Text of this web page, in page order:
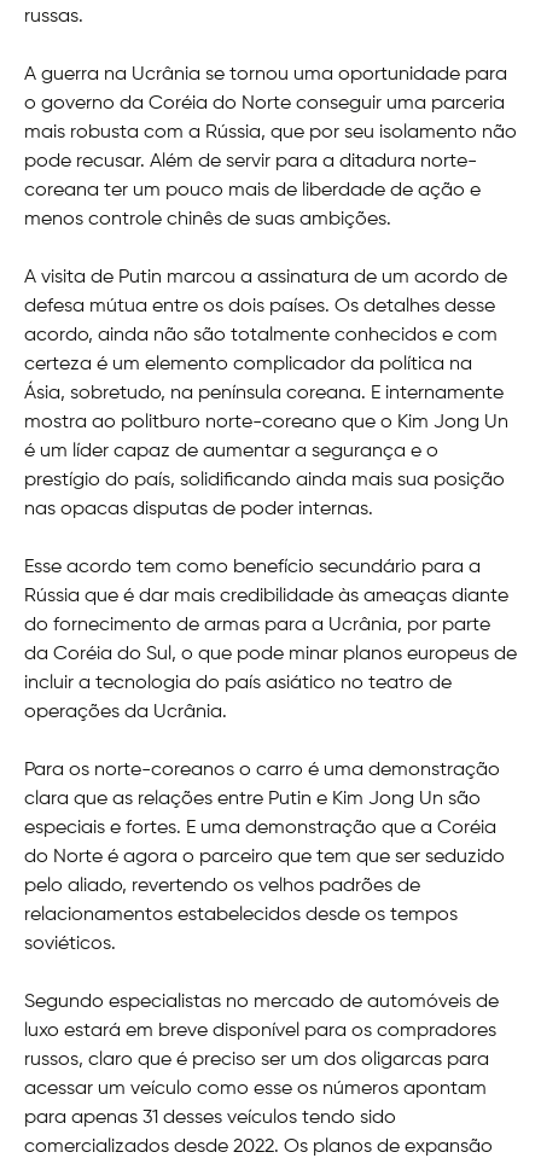
russas.
A guerra na Ucrânia se tornou uma oportunidade para
o governo da Coréia do Norte conseguir uma parceria
mais robusta com a Rússia, que por seu isolamento não
pode recusar. Além de servir para a ditadura norte-
coreana ter um pouco mais de liberdade de ação e
menos controle chinês de suas ambições.
A visita de Putin marcou a assinatura de um acordo de
defesa mútua entre os dois países. Os detalhes desse
acordo, ainda não são totalmente conhecidos e com
certeza é um elemento complicador da política na
Ásia, sobretudo, na península coreana. E internamente
mostra ao politburo norte-coreano que o Kim Jong Un
é um líder capaz de aumentar a segurança e o
prestígio do país, solidificando ainda mais sua posição
nas opacas disputas de poder internas.
Esse acordo tem como benefício secundário para a
Rússia que é dar mais credibilidade às ameaças diante
do fornecimento de armas para a Ucrânia, por parte
da Coréia do Sul, o que pode minar planos europeus de
incluir a tecnologia do país asiático no teatro de
operações da Ucrânia.
Para os norte-coreanos o carro é uma demonstração
clara que as relações entre Putin e Kim Jong Un são
especiais e fortes. E uma demonstração que a Coréia
do Norte é agora o parceiro que tem que ser seduzido
pelo aliado, revertendo os velhos padrões de
relacionamentos estabelecidos desde os tempos
soviéticos.
Segundo especialistas no mercado de automóveis de
luxo estará em breve disponível para os compradores
russos, claro que é preciso ser um dos oligarcas para
acessar um veículo como esse os números apontam
para apenas 31 desses veículos tendo sido
comercializados desde 2022. Os planos de expansão